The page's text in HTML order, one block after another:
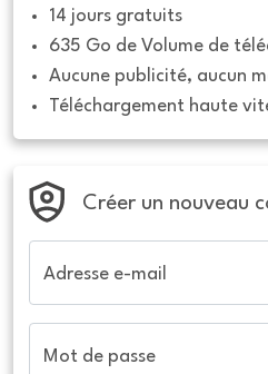
14 jours gratuits
635 Go de Volume de
Aucune publicité, aucun
Téléchargement haute
Créer un nouveau
Adresse e-mail
Mot de passe